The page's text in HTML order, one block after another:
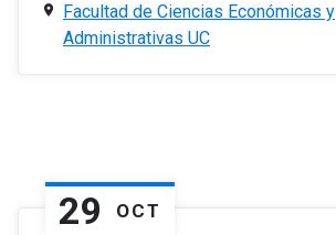
Facultad de Ciencias Económicas y
Administrativas UC
29 OCT